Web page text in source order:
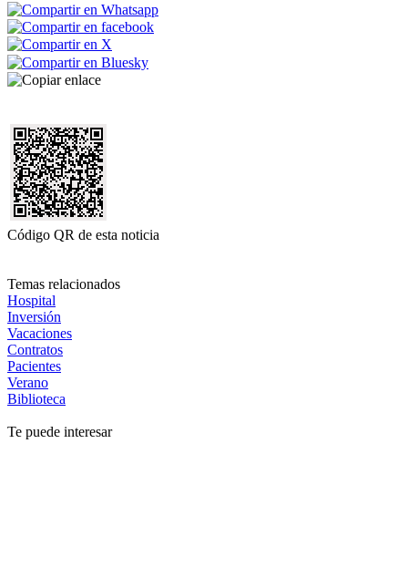
Código QR de esta noticia
Temas relacionados
Hospital
Inversión
Vacaciones
Contratos
Pacientes
Verano
Biblioteca
Te puede interesar